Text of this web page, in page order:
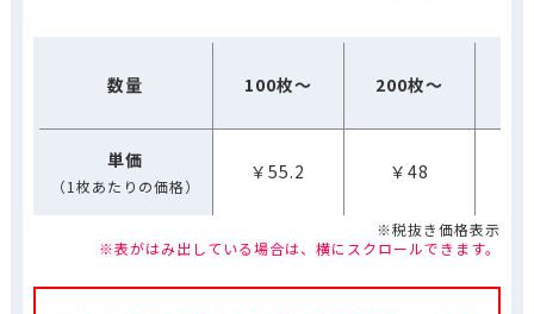
数量 100枚～ 200枚～
単価
（1枚あたりの価格）
￥55.2 ￥48
※税抜き価格表示
※表がはみ出している場合は、横にスクロールできます。